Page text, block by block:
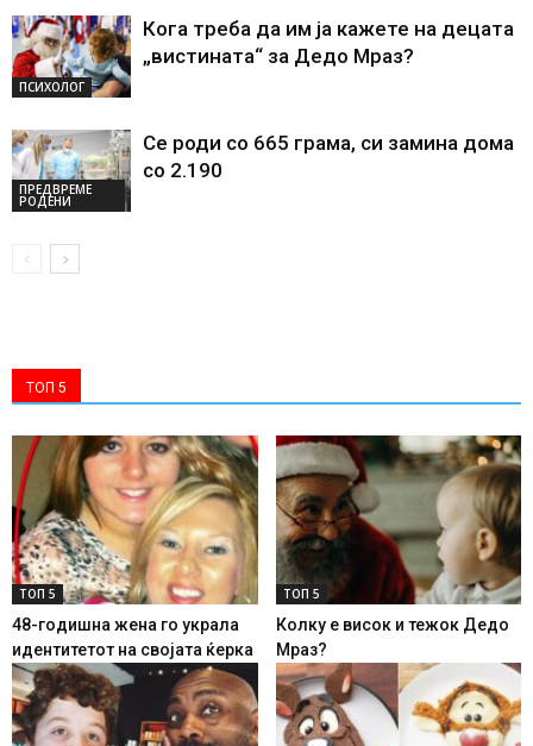
ПСИХОЛОГ
Кога треба да им ја кажете на децата
„вистината“ за Дедо Мраз?
ПРЕДВРЕМЕ
РОДЕНИ
Се роди со 665 грама, си замина дома
со 2.190
ТОП 5
ТОП 5
48-годишна жена го украла
идентитетот на својата ќерка
ТОП 5
Колку е висок и тежок Дедо
Мраз?